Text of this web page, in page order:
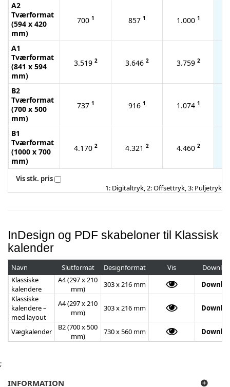
A2
Tværformat
(594 x 420
mm)
700 1 857 1 1.000 1
A1
Tværformat
(841 x 594
mm)
3.519 2 3.646 2 3.759 2
B2
Tværformat
(700 x 500
mm)
737 1 916 1 1.074 1
B1
Tværformat
(1000 x 700
mm)
4.170 2 4.321 2 4.460 2
Vis stk. pris
1: Digitaltryk, 2: Offsettryk, 3: Puljetryk
InDesign og PDF skabeloner til Klassisk
kalender
Navn Slutformat Designformat Vis
Klassiske
kalendere
A4 (297 x 210
mm)
303 x 216 mm
Klassiske
kalendere –
med layout
A4 (297 x 210
mm)
303 x 216 mm
Vægkalender
B2 (700 x 500
mm)
730 x 560 mm
;
INFORMATION